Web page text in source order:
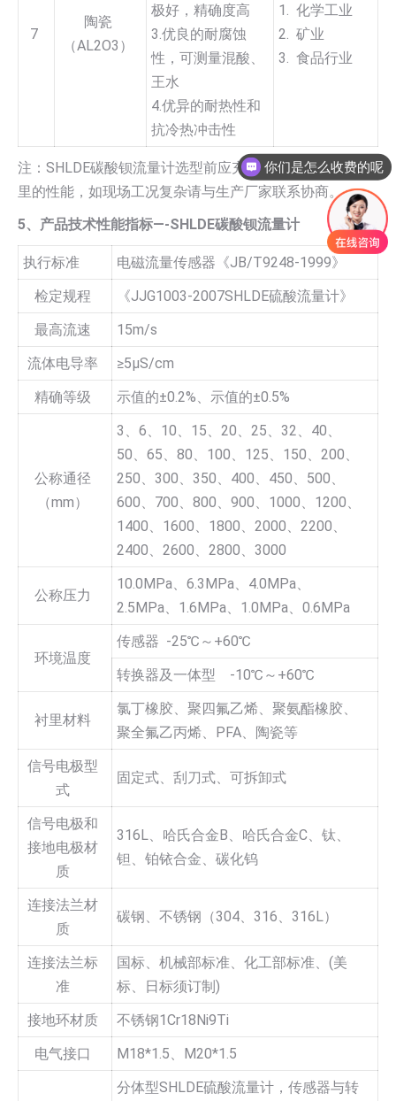
7
陶瓷
（AL2O3）
极好，精确度高
3.优良的耐腐蚀
性，可测量混酸、
王水
4.优异的耐热性和
抗冷热冲击性
1. 化学工业
2. 矿业
3. 食品行业
注：SHLDE碳酸钡流量计选型前应充分了解各种电极和衬
里的性能，如现场工况复杂请与生产厂家联系协商。
5、产品技术性能指标—-SHLDE碳酸钡流量计
执行标准
电磁流量传感器《JB/T9248-1999》
检定规程
《JJG1003-2007SHLDE硫酸流量计》
最高流速
15m/s
流体电导率
≥5µS/cm
精确等级
示值的±0.2%、示值的±0.5%
公称通径
（mm）
3、6、10、15、20、25、32、40、
50、65、80、100、125、150、200、
250、300、350、400、450、500、
600、700、800、900、1000、1200、
1400、1600、1800、2000、2200、
2400、2600、2800、3000
公称压力
10.0MPa、6.3MPa、4.0MPa、
2.5MPa、1.6MPa、1.0MPa、0.6MPa
环境温度
传感器 -25℃～+60℃
转换器及一体型 -10℃～+60℃
衬里材料
氯丁橡胶、聚四氟乙烯、聚氨酯橡胶、
聚全氟乙丙烯、PFA、陶瓷等
信号电极型
式
固定式、刮刀式、可拆卸式
信号电极和
接地电极材
质
316L、哈氏合金B、哈氏合金C、钛、
钽、铂铱合金、碳化钨
连接法兰材
质
碳钢、不锈钢（304、316、316L）
连接法兰标
准
国标、机械部标准、化工部标准、(美
标、日标须订制)
接地环材质
不锈钢1Cr18Ni9Ti
电气接口
M18*1.5、M20*1.5
分体型SHLDE硫酸流量计，传感器与转
你们是怎么收费的呢